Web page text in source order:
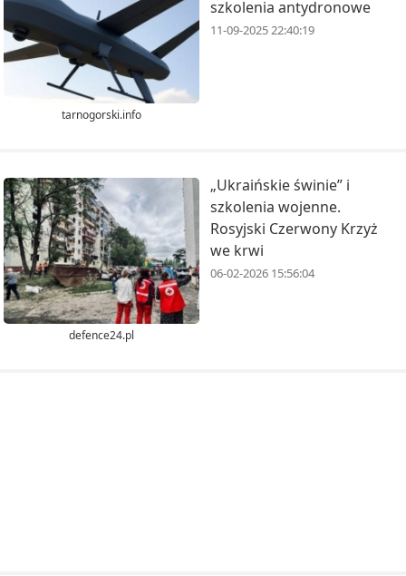
tarnogorski.info
szkolenia antydronowe
11-09-2025 22:40:19
defence24.pl
„Ukraińskie świnie” i
szkolenia wojenne.
Rosyjski Czerwony Krzyż
we krwi
06-02-2026 15:56:04